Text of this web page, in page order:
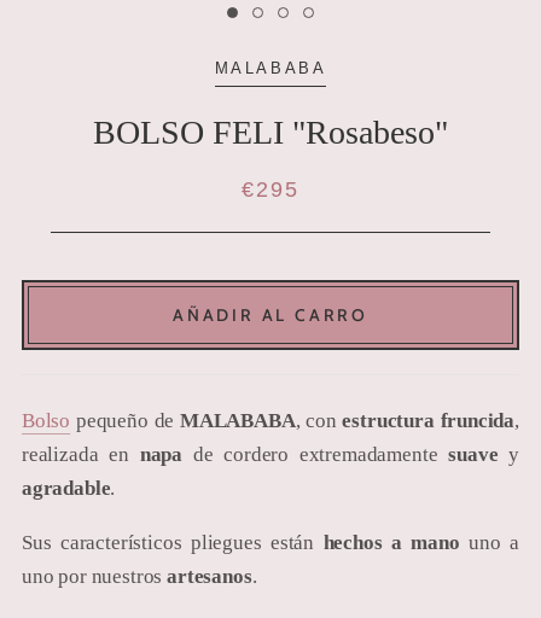
MALABABA
BOLSO FELI "Rosabeso"
€295
AÑADIR AL CARRO
Bolso pequeño de MALABABA, conestructura fruncida,
realizada en napa de cordero extremadamentesuave y
agradable.
Sus característicos pliegues están hechos a manouno a
uno por nuestrosartesanos.